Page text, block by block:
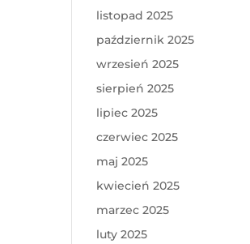
listopad 2025
październik 2025
wrzesień 2025
sierpień 2025
lipiec 2025
czerwiec 2025
maj 2025
kwiecień 2025
marzec 2025
luty 2025